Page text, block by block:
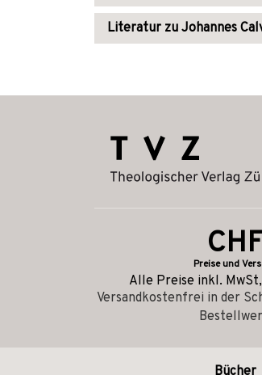
Literatur zu Johannes
Preise und
Alle Preise inkl.
Versandkostenfrei in der
Bücher